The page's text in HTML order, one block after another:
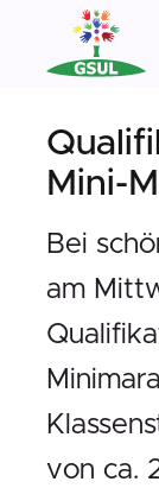
Mini-
Bei
am
von ca.